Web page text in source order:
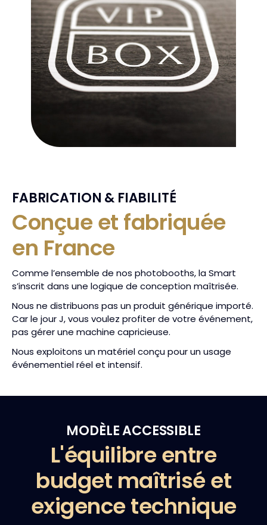
FABRICATION & FIABILITÉ
Conçue et fabriquée
en France
Comme l’ensemble de nos photobooths, la Smart
s’inscrit dans une logique de conception maîtrisée.
Nous ne distribuons pas un produit générique importé.
Car le jour J, vous voulez profiter de votre événement,
pas gérer une machine capricieuse.
Nous exploitons un matériel conçu pour un usage
événementiel réel et intensif.
MODÈLE ACCESSIBLE
L'équilibre entre
budget maîtrisé et
exigence technique